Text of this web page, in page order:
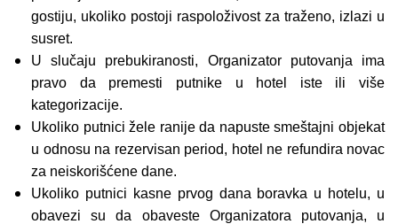
gostiju, ukoliko postoji raspoloživost za traženo, izlazi u
susret.
U slučaju prebukiranosti, Organizator putovanja ima
pravo da premesti putnike u hotel iste ili više
kategorizacije.
Ukoliko putnici žele ranije da napuste smeštajni objekat
u odnosu na rezervisan period, hotel ne refundira novac
za neiskorišćene dane.
Ukoliko putnici kasne prvog dana boravka u hotelu, u
obavezi su da obaveste Organizatora putovanja, u